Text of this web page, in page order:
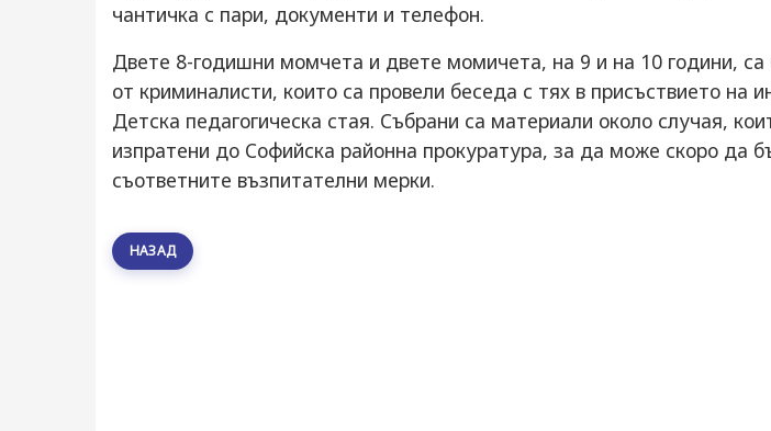
чантичка с пари, документи и телефон.
Двете 8-годишни момчета и двете момичета, на 9 и на 10 години,
от криминалисти, които са провели беседа с тях в присъствието на
Детска педагогическа стая. Събрани са материали около случая,
изпратени до Софийска районна прокуратура, за да може скоро да
съответните възпитателни мерки.
НАЗАД